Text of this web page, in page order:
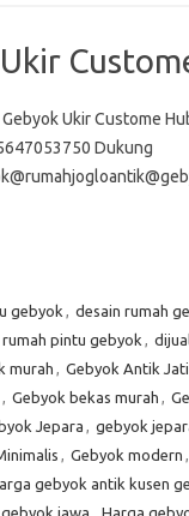
Ukir Custome
Dukung
gebyok , desain rumah
rumah pintu gebyok ,
murah , Gebyok Antik
, Gebyok bekas murah ,
Jepara , gebyok
, Gebyok modern ,
gebyok antik kusen
jawa Harga